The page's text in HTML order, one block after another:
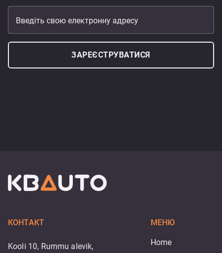
Введіть свою електронну адресу
ЗАРЕЄСТРУВАТИСЯ
КОНТАКТ
Kooli 10, Rummu alevik,
МЕНЮ
Home